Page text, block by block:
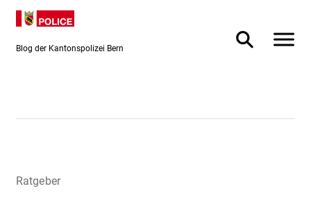
Direkt
zum
Inhalt
Direkt
SucheBlog der Kantonspolizei Bern
Ratgeber